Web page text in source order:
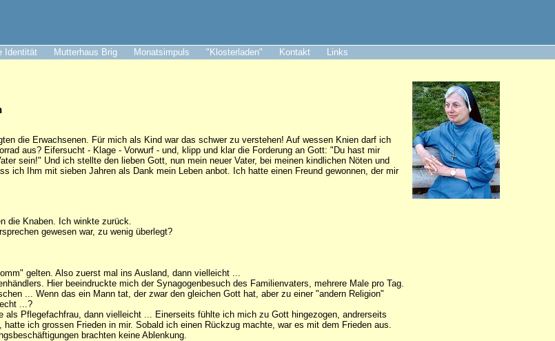
Identität Mutterhaus Brig Monatsimpuls "Klosterladen" Kontakt Links
die Erwachsenen. Für mich als Kind war das schwer zu verstehen! Auf wessen Knien darf ich
aus? Eifersucht - Klage - Vorwurf - und, klipp und klar die Forderung an Gott: "Du hast mir
sein!" Und ich stellte den lieben Gott, nun mein neuer Vater, bei meinen kindlichen Nöten und
ich Ihm mit sieben Jahren als Dank mein Leben anbot. Ich hatte einen Freund gewonnen, der mir
die Knaben. Ich winkte zurück.
gewesen war, zu wenig überlegt?
gelten. Also zuerst mal ins Ausland, dann vielleicht ...
Hier beeindruckte mich der Synagogenbesuch des Familienvaters, mehrere Male pro Tag.
... Wenn das ein Mann tat, der zwar den gleichen Gott hat, aber zu einer "andern Religion"
...?
als Pflegefachfrau, dann vielleicht ... Einerseits fühlte ich mich zu Gott hingezogen, andrerseits
ich grossen Frieden in mir. Sobald ich einen Rückzug machte, war es mit dem Frieden aus.
brachten keine Ablenkung.